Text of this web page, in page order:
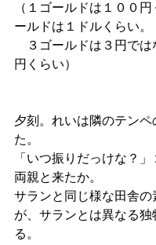
（１ゴールドは１００
ールドは１ドルくらい。
３ゴールドは３円では
円くらい）
夕刻。れいは隣のテンペ
た。
「いつ振りだっけな？
両親と来たか。
サランと同じ様な田舎の
が、サランとは異なる独
る。